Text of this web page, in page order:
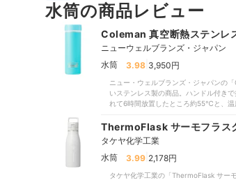
水筒の商品レビュー
Coleman 真空断熱ステンレ
ニューウェルブランズ・ジャパン
水筒
3.98 3,950円
ニュー・ウェルブランズ・ジャパンの
いステンレス製の商品。ハンドル付き
れて6時間放置したところ約55℃と、温
対応なので日々の洗浄の手間は軽減で
ほかの商品を検討した方がよいでしょう
ThermoFlask サーモフラス
タケヤ化学工業
水筒
3.99 2,178円
タケヤ化学工業の「ThermoFlask サー